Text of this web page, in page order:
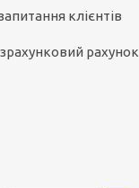
клієнтів
рахунок